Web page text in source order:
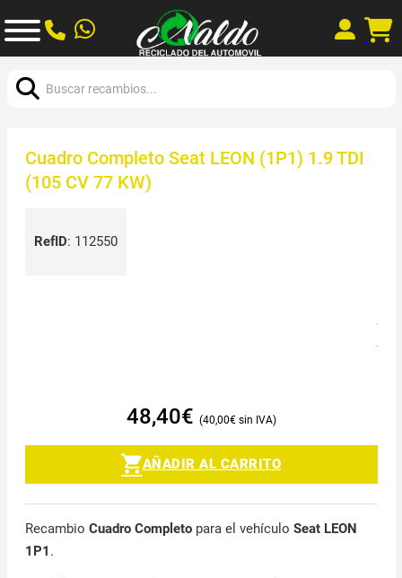
Cuadro Completo Seat LEON (1P1) 1.9 TDI
(105 CV 77 KW)
RefID: 112550
48,40€ 40,00€
AÑADIR AL CARRITO
Recambio Cuadro Completopara el vehículo Seat LEON
1P1 .